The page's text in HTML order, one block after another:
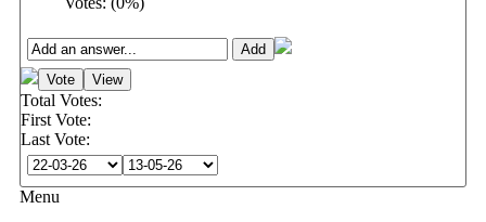
Total Votes:
First Vote:
Last Vote:
Menu